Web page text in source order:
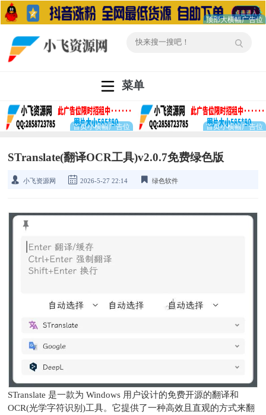
菜单
STranslate(翻译OCR工具)v2.0.7免费绿色版
小飞资源网 2026-5-27 22:14 绿色软件
STranslate 是一款为 Windows 用户设计的免费开源的翻译和
OCR(光学字符识别)工具。它提供了一种高效且直观的方式来翻